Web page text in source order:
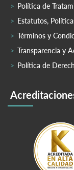
Política de
Estatutos,
Términos y
Transparencia y
Política de